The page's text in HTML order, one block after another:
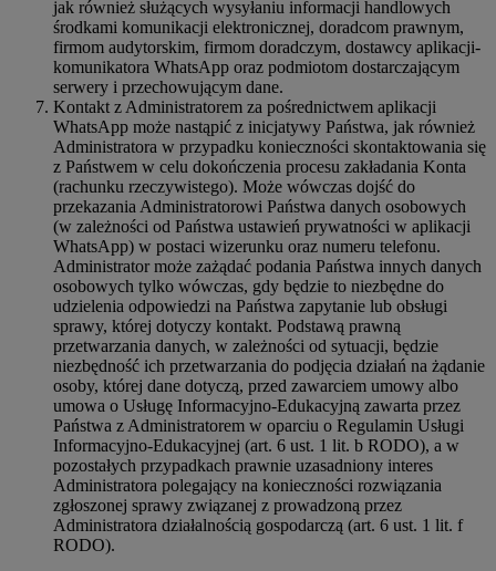
jak również służących wysyłaniu informacji handlowych
środkami komunikacji elektronicznej, doradcom prawnym,
firmom audytorskim, firmom doradczym, dostawcy aplikacji-
komunikatora WhatsApp oraz podmiotom dostarczającym
serwery i przechowującym dane.
Kontakt z Administratorem za pośrednictwem aplikacji
WhatsApp może nastąpić z inicjatywy Państwa, jak również
Administratora w przypadku konieczności skontaktowania się
z Państwem w celu dokończenia procesu zakładania Konta
(rachunku rzeczywistego). Może wówczas dojść do
przekazania Administratorowi Państwa danych osobowych
(w zależności od Państwa ustawień prywatności w aplikacji
WhatsApp) w postaci wizerunku oraz numeru telefonu.
Administrator może zażądać podania Państwa innych danych
osobowych tylko wówczas, gdy będzie to niezbędne do
udzielenia odpowiedzi na Państwa zapytanie lub obsługi
sprawy, której dotyczy kontakt. Podstawą prawną
przetwarzania danych, w zależności od sytuacji, będzie
niezbędność ich przetwarzania do podjęcia działań na żądanie
osoby, której dane dotyczą, przed zawarciem umowy albo
umowa o Usługę Informacyjno-Edukacyjną zawarta przez
Państwa z Administratorem w oparciu o Regulamin Usługi
Informacyjno-Edukacyjnej (art. 6 ust. 1 lit. b RODO), a w
pozostałych przypadkach prawnie uzasadniony interes
Administratora polegający na konieczności rozwiązania
zgłoszonej sprawy związanej z prowadzoną przez
Administratora działalnością gospodarczą (art. 6 ust. 1 lit. f
RODO).